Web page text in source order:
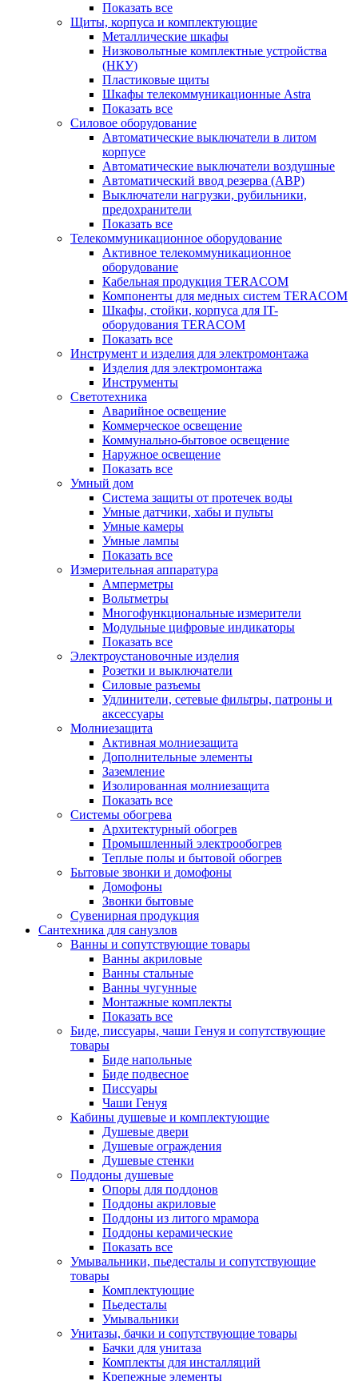
Показать все
Щиты, корпуса и комплектующие
Металлические шкафы
Низковольтные комплектные устройства
(НКУ)
Пластиковые щиты
Шкафы телекоммуникационные Astra
Показать все
Силовое оборудование
Автоматические выключатели в литом
корпусе
Автоматические выключатели воздушные
Автоматический ввод резерва (АВР)
Выключатели нагрузки, рубильники,
предохранители
Показать все
Телекоммуникационное оборудование
Активное телекоммуникационное
оборудование
Кабельная продукция TERACOM
Компоненты для медных систем TERACOM
Шкафы, стойки, корпуса для IT-
оборудования TERACOM
Показать все
Инструмент и изделия для электромонтажа
Изделия для электромонтажа
Инструменты
Светотехника
Аварийное освещение
Коммерческое освещение
Коммунально-бытовое освещение
Наружное освещение
Показать все
Умный дом
Система защиты от протечек воды
Умные датчики, хабы и пульты
Умные камеры
Умные лампы
Показать все
Измерительная аппаратура
Амперметры
Вольтметры
Многофункциональные измерители
Модульные цифровые индикаторы
Показать все
Электроустановочные изделия
Розетки и выключатели
Силовые разъемы
Удлинители, сетевые фильтры, патроны и
аксессуары
Молниезащита
Активная молниезащита
Дополнительные элементы
Заземление
Изолированная молниезащита
Показать все
Системы обогрева
Архитектурный обогрев
Промышленный электрообогрев
Теплые полы и бытовой обогрев
Бытовые звонки и домофоны
Домофоны
Звонки бытовые
Сувенирная продукция
Сантехника для санузлов
Ванны и сопутствующие товары
Ванны акриловые
Ванны стальные
Ванны чугунные
Монтажные комплекты
Показать все
Биде, писсуары, чаши Генуя и сопутствующие
товары
Биде напольные
Биде подвесное
Писсуары
Чаши Генуя
Кабины душевые и комплектующие
Душевые двери
Душевые ограждения
Душевые стенки
Поддоны душевые
Опоры для поддонов
Поддоны акриловые
Поддоны из литого мрамора
Поддоны керамические
Показать все
Умывальники, пьедесталы и сопутствующие
товары
Комплектующие
Пьедесталы
Умывальники
Унитазы, бачки и сопутствующие товары
Бачки для унитаза
Комплекты для инсталляций
Крепежные элементы